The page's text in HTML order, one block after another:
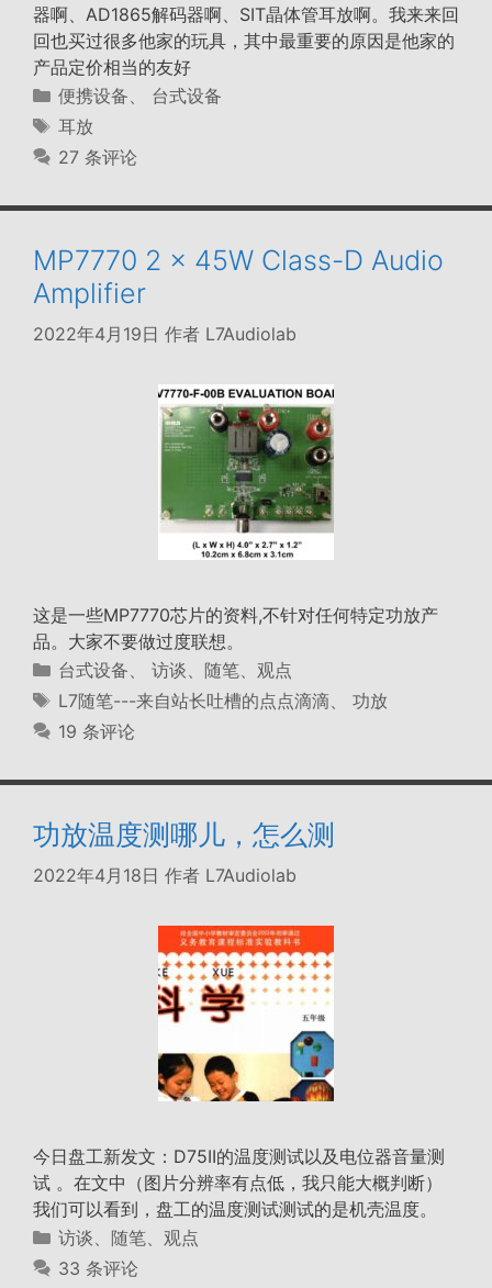
器啊、AD1865解码器啊、SIT晶体管耳放啊。我来来回
回也买过很多他家的玩具，其中最重要的原因是他家的
产品定价相当的友好
分
类
便携设备、 台式设备
标
签
耳放
27 条评论
MP7770 2 x 45W Class-D Audio
Amplifier
2022年4月19日 作者 L7Audiolab
这是一些MP7770芯片的资料,不针对任何特定功放产
品。大家不要做过度联想。
分
类
台式设备、 访谈、随笔、观点
标
签
L7随笔---来自站长吐槽的点点滴滴、 功放
19 条评论
功放温度测哪儿，怎么测
2022年4月18日 作者 L7Audiolab
今日盘工新发文：D75II的温度测试以及电位器音量测
试 。在文中（图片分辨率有点低，我只能大概判断）
我们可以看到，盘工的温度测试测试的是机壳温度。
分
类
访谈、随笔、观点
33 条评论